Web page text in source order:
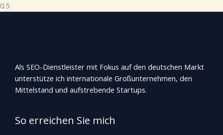
Als SEO-Dienstleister mit Fokus auf den deutschen Markt
unterstütze ich internationale Großunternehmen, den
Mittelstand und aufstrebende Startups.
So erreichen Sie mich